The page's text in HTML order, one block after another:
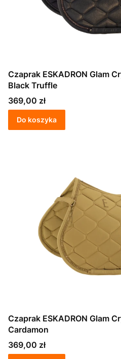
Czaprak ESKADRON Glam
Black Truffle
Cena
369,00 zł
Do koszyka
Czaprak ESKADRON Glam
Cardamon
Cena
369,00 zł